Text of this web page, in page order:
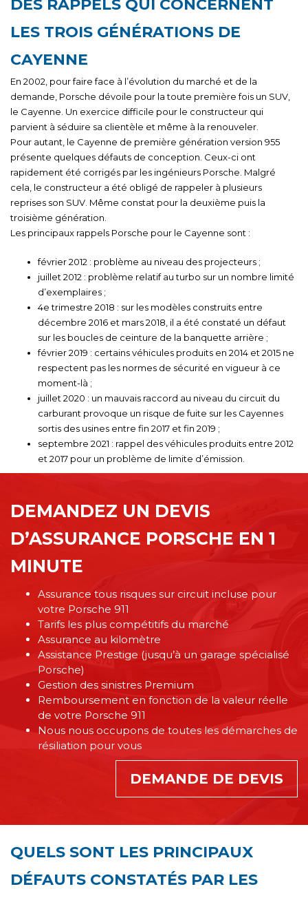
DES RAPPELS QUI CONCERNENT
LES TROIS GÉNÉRATIONS DE
CAYENNE
En 2002, pour faire face à l’évolution du marché et de la
demande, Porsche dévoile pour la toute première fois un SUV,
le Cayenne. Un exercice difficile pour le constructeur qui
parvient à séduire sa clientèle et même à la renouveler.
Pour autant, le Cayenne de première génération version 955
présente quelques défauts de conception. Ceux-ci ont
rapidement été corrigés par les ingénieurs Porsche. Malgré
cela, le constructeur a été obligé de rappeler à plusieurs
reprises son SUV. Même constat pour la deuxième puis la
troisième génération.
Les principaux rappels Porsche pour le Cayenne sont :
février 2012 : problème au niveau des projecteurs ;
juillet 2012 : problème relatif au turbo sur un nombre limité
d’exemplaires ;
4e trimestre 2018 : sur les modèles construits entre
décembre 2016 et mars 2018, il a été constaté un défaut
sur les boucles de ceinture de la banquette arrière ;
février 2019 : certains véhicules produits en 2014 et 2015 ne
respectent pas les normes de sécurité en vigueur à ce
moment-là ;
juillet 2020 : un mauvais raccord au niveau du circuit du
carburant provoque un risque de fuite sur les Cayennes
sortis des usines entre fin 2017 et fin 2019 ;
septembre 2021 : rappel des véhicules produits entre 2012
et 2017 pour un problème de limite d’émission.
DEMANDEZ UN DEVIS
D’ASSURANCE PORSCHE EN 1
MINUTE
Assurance tous risques sur circuit incluse pour
votre Porsche 911
Tarifs les plus compétitifs du marché
Assurance au kilomètre
Assistance Prestige (jusqu’à un garage spécialisé
Porsche)
Gestion des sinistres Premium
Remboursement en fonction de la valeur réelle
de votre Porsche 911
Nous nous occupons de toutes les démarches de
résiliation pour vous
DEMANDE DE DEVIS
QUELS SONT LES PRINCIPAUX
DÉFAUTS CONSTATÉS PAR LES